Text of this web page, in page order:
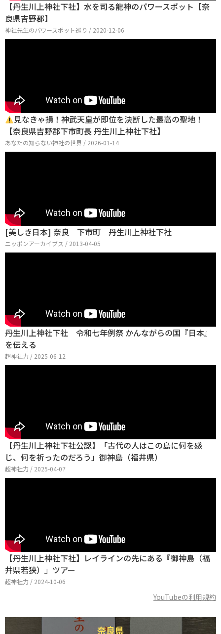
【丹生川上神社下社】水を司る龍神のパワースポット【奈
良県吉野郡】
神社先生のパワースポット巡り / 2020-12-06
見なきゃ損！神武天皇が即位を決断した最高の聖地！
【奈良県吉野郡下市町長 丹生川上神社下社】
あなたの知らない神社の世界 / 2026-01-14
[美しき日本] 奈良 下市町 丹生川上神社下社
ニッポンアーカイブス / 2013-04-05
丹生川上神社下社 令和七年例祭 かんながらの国『日本』
を伝える
超神社力 / 2025-06-12
【丹生川上神社下社公認】「古代の人はこの島に何を感
じ、何を祈ったのだろう」御神島（福井県）
超神社力 / 2025-04-07
【丹生川上神社下社】レイラインの先にある『御神島（福
井県若狭）』ツアー
超神社力 / 2024-10-06
YouTubeの利用規約
奈良県